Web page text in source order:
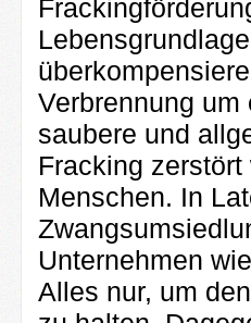
Verbrennung
saubere und
Fracking
Menschen. In
Unternehmen
Alles nur, um